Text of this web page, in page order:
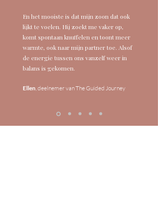
En het mooiste is dat mijn zoon dat ook
lijkt te voelen. Hij zoekt me vaker op,
komt spontaan knuffelen en toont meer
warmte, ook naar mijn partner toe. Alsof
de energie tussen ons vanzelf weer in
balans is gekomen.
Ellen deelnemer van The Guided Journey